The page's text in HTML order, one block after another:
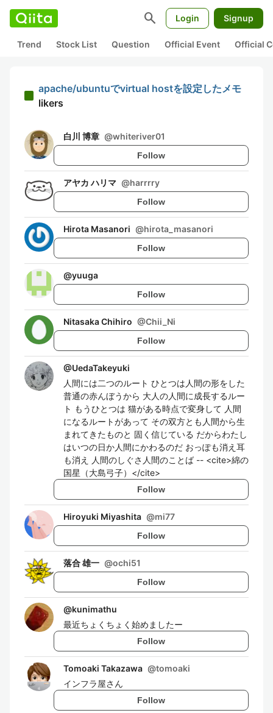
search Login Signup
Trend Stock List Question Official Event Official
apache/ubuntuでvirtual hostを設定したメモ
likers
白川 博章 @whiteriver01
Follow
アヤカ ハリマ @harrrry
Follow
Hirota Masanori @hirota_masanori
Follow
@yuuga
Follow
Nitasaka Chihiro @Chii_Ni
Follow
@UedaTakeyuki
人間には二つのルート ひとつは人間の形をした
普通の赤んぼうから 大人の人間に成長するルー
ト もうひとつは 猫がある時点で変身して 人間
になるルートがあって その双方とも人間から生
まれてきたものと 固く信じている だからわたし
はいつの日か人間にかわるのだ おっぽも消え耳
も消え 人間のしぐさ人間のことば -- <cite>綿の
国星（大島弓子）</cite>
Follow
Hiroyuki Miyashita @mi77
Follow
落合 雄一 @ochi51
Follow
@kunimathu
最近ちょくちょく始めましたー
Follow
Tomoaki Takazawa @tomoaki
インフラ屋さん
Follow